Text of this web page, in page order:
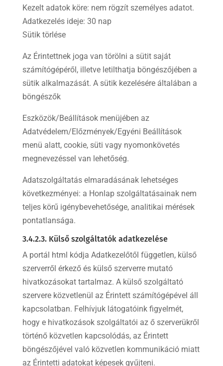
Kezelt adatok köre: nem rögzít személyes adatot.
Adatkezelés ideje: 30 nap
Sütik törlése
Az Érintettnek joga van törölni a sütit saját
számítógépéről, illetve letilthatja böngészőjében a
sütik alkalmazását. A sütik kezelésére általában a
böngészők
Eszközök/Beállítások menüjében az
Adatvédelem/Előzmények/Egyéni Beállítások
menü alatt, cookie, süti vagy nyomonkövetés
megnevezéssel van lehetőség.
Adatszolgáltatás elmaradásának lehetséges
következményei: a Honlap szolgáltatásainak nem
teljes körű igénybevehetősége, analitikai mérések
pontatlansága.
3.4.2.3. Külső szolgáltatók adatkezelése
A portál html kódja Adatkezelőtől független, külső
szerverről érkező és külső szerverre mutató
hivatkozásokat tartalmaz. A külső szolgáltató
szervere közvetlenül az Érintett számítógépével áll
kapcsolatban. Felhívjuk látogatóink figyelmét,
hogy e hivatkozások szolgáltatói az ő szerverükről
történő közvetlen kapcsolódás, az Érintett
böngészőjével való közvetlen kommunikáció miatt
az Érintetti adatokat képesek gyűjteni.